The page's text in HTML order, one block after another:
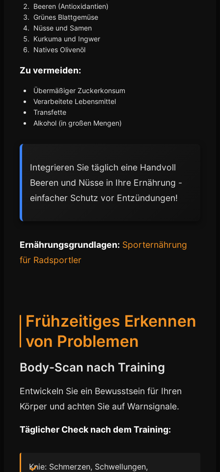
Beeren (Antioxidantien)
Grünes Blattgemüse
Nüsse und Samen
Kurkuma und Ingwer
Natives Olivenöl
Zu vermeiden:
Übermäßiger Zuckerkonsum
Verarbeitete Lebensmittel
Transfette
Alkohol (in großen Mengen)
Integrieren Sie täglich eine Handvoll
Beeren und Nüsse in Ihre Ernährung -
einfacher Schutz vor Entzündungen!
Ernährungsgrundlagen: Sporternährung
für Radsportler
Frühzeitiges Erkennen
von Problemen
Body-Scan nach Training
Entwickeln Sie ein Bewusstsein für Ihren
Körper und achten Sie auf Warnsignale.
Täglicher Check nach dem Training:
Knie: Schmerzen, Schwellungen,